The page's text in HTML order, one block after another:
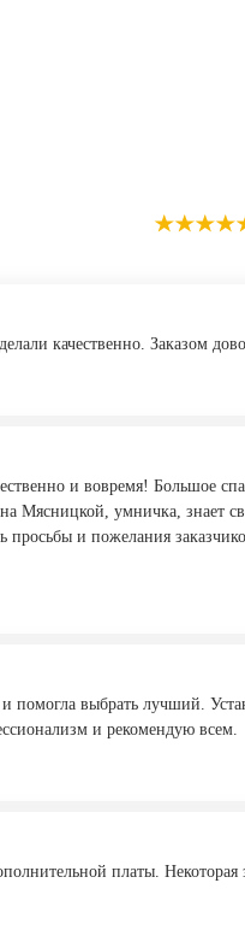
качественно. Заказом
и вовремя! Большое
Мясницкой, умничка, знает
просьбы и пожелания
и помогла выбрать лучший.
и рекомендую всем.
платы. Некоторая